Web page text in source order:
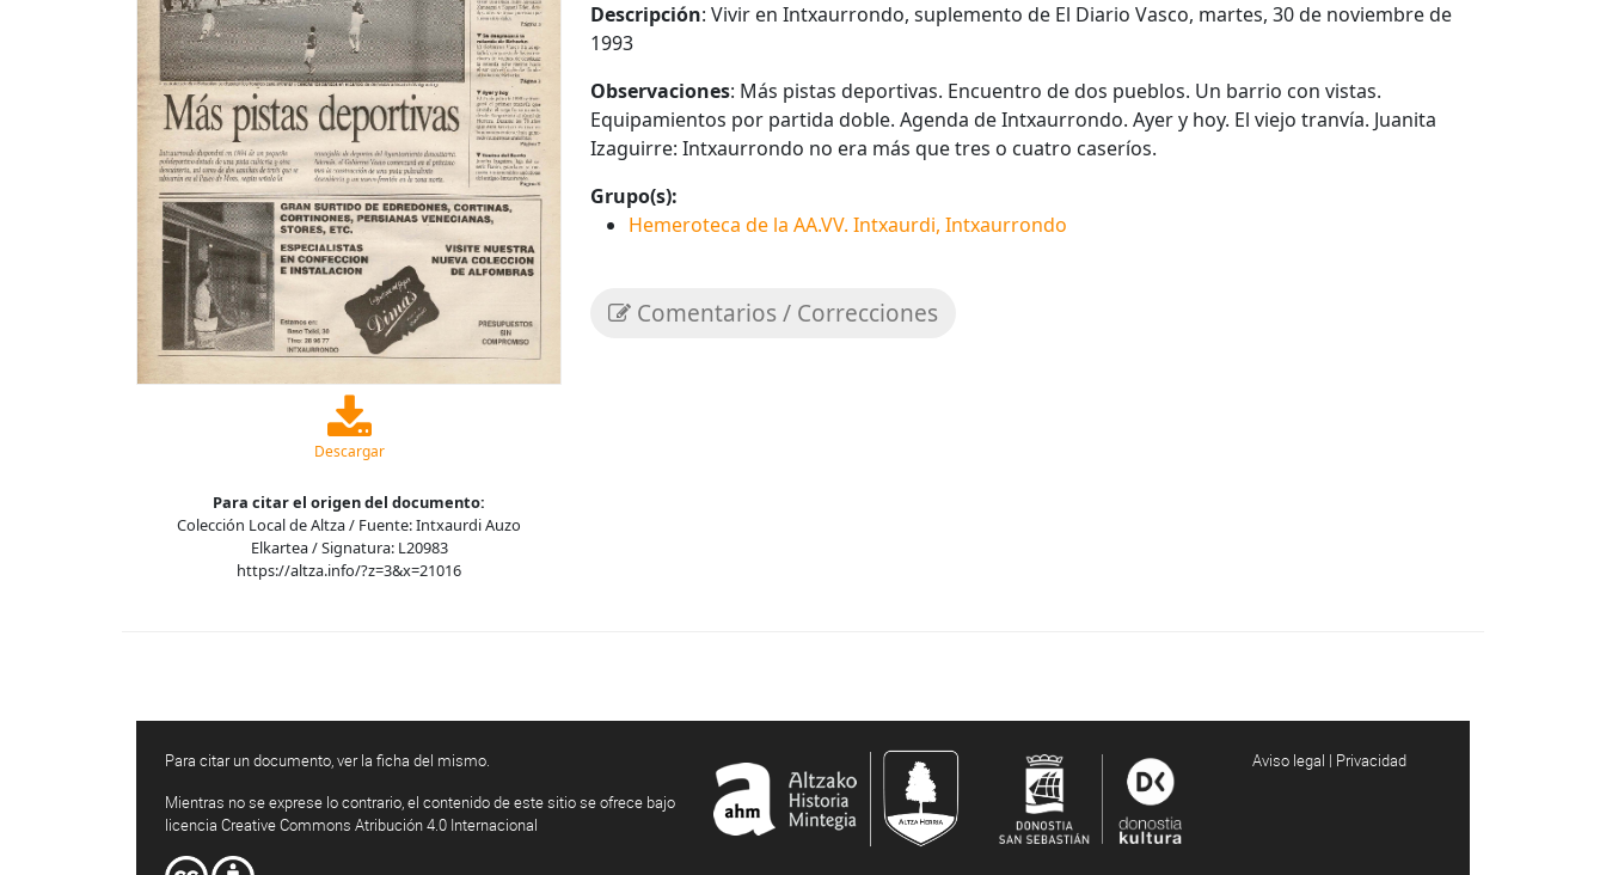
Descargar
Para citar el origen del documento:
Colección Local de Altza / Fuente: Intxaurdi Auzo
Elkartea / Signatura: L20983
https://altza.info/?z=3&x=21016
Descripción: Vivir en Intxaurrondo, suplemento de El Diario Vasco, martes, 30 de noviembre de
1993
Observaciones: Más pistas deportivas. Encuentro de dos pueblos. Un barrio con vistas.
Equipamientos por partida doble. Agenda de Intxaurrondo. Ayer y hoy. El viejo tranvía. Juanita
Izaguirre: Intxaurrondo no era más que tres o cuatro caseríos.
Grupo(s):
Hemeroteca de la AA.VV. Intxaurdi, Intxaurrondo
Comentarios / Correcciones
Para citar un documento, ver la ficha del mismo.
Mientras no se exprese lo contrario, el contenido de este sitio se ofrece bajo
licencia Creative Commons Atribución 4.0 Internacional
Aviso legal | Privacidad